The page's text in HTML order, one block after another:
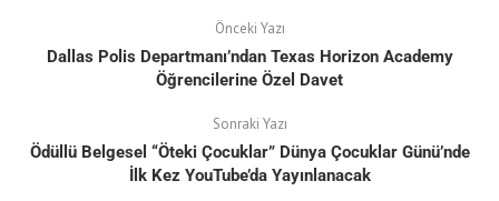
Önceki Yazı
Dallas Polis Departmanı’ndan Texas Horizon Academy
Öğrencilerine Özel Davet
Sonraki Yazı
Ödüllü Belgesel “Öteki Çocuklar” Dünya Çocuklar Günü’nde
İlk Kez YouTube’da Yayınlanacak